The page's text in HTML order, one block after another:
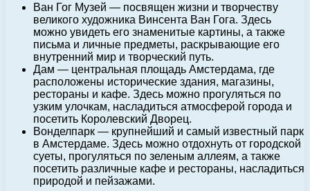
Ван Гог Музей — посвящен жизни и творчеству
великого художника Винсента Ван Гога. Здесь
можно увидеть его знаменитые картины, а также
письма и личные предметы, раскрывающие его
внутренний мир и творческий путь.
Дам — центральная площадь Амстердама, где
расположены исторические здания, магазины,
рестораны и кафе. Здесь можно прогуляться по
узким улочкам, насладиться атмосферой города и
посетить Королевский Дворец.
Вонделпарк — крупнейший и самый известный парк
в Амстердаме. Здесь можно отдохнуть от городской
суеты, прогуляться по зеленым аллеям, а также
посетить различные кафе и рестораны, насладиться
природой и пейзажами.